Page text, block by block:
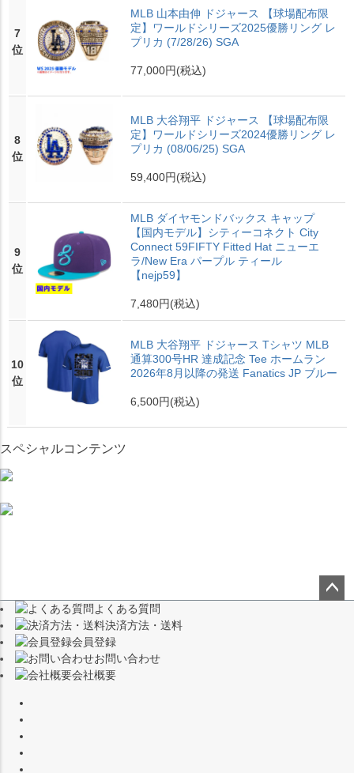
7
位
MLB 山本由伸 ドジャース 【球場配布限
定】ワールドシリーズ2025優勝リング レ
プリカ (7/28/26) SGA
77,000円(税込)
8
位
MLB 大谷翔平 ドジャース 【球場配布限
定】ワールドシリーズ2024優勝リング レ
プリカ (08/06/25) SGA
59,400円(税込)
9
位
MLB ダイヤモンドバックス キャップ
【国内モデル】シティーコネクト City
Connect 59FIFTY Fitted Hat ニューエ
ラ/New Era パープル ティール
【nejp59】
7,480円(税込)
10
位
MLB 大谷翔平 ドジャース Tシャツ MLB
通算300号HR 達成記念 Tee ホームラン
2026年8月以降の発送 Fanatics JP ブルー
6,500円(税込)
スペシャルコンテンツ
よくある質問
決済方法・送料
会員登録
お問い合わせ
会社概要